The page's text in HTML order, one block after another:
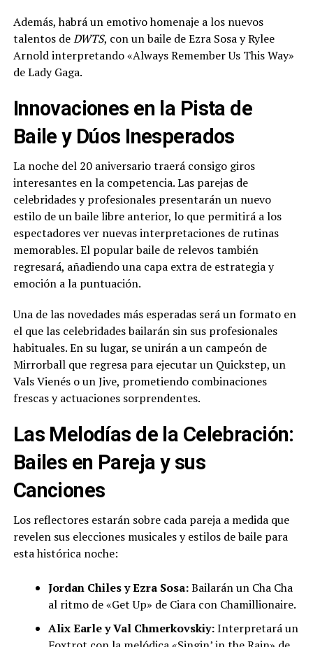
Además, habrá un emotivo homenaje a los nuevos
talentos deDWTS, con un baile de Ezra Sosa y Rylee
Arnold interpretando «Always Remember Us This Way»
de Lady Gaga.
Innovaciones en la Pista de
Baile y Dúos Inesperados
La noche del 20 aniversario traerá consigo giros
interesantes en la competencia. Las parejas de
celebridades y profesionales presentarán un nuevo
estilo de un baile libre anterior, lo que permitirá a los
espectadores ver nuevas interpretaciones de rutinas
memorables. El popular baile de relevos también
regresará, añadiendo una capa extra de estrategia y
emoción a la puntuación.
Una de las novedades más esperadas será un formato en
el que las celebridades bailarán sin sus profesionales
habituales. En su lugar, se unirán a un campeón de
Mirrorball que regresa para ejecutar un Quickstep, un
Vals Vienés o un Jive, prometiendo combinaciones
frescas y actuaciones sorprendentes.
Las Melodías de la Celebración:
Bailes en Pareja y sus
Canciones
Los reflectores estarán sobre cada pareja a medida que
revelen sus elecciones musicales y estilos de baile para
esta histórica noche:
Jordan Chiles y Ezra Sosa:Bailarán un Cha Cha
al ritmo de «Get Up» de Ciara con Chamillionaire.
Alix Earle y Val Chmerkovskiy:Interpretará un